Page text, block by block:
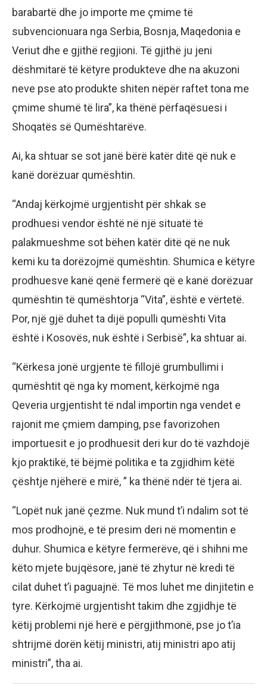
barabartë dhe jo importe me çmime të
subvencionuara nga Serbia, Bosnja, Maqedonia e
Veriut dhe e gjithë regjioni. Të gjithë ju jeni
dëshmitarë të këtyre produkteve dhe na akuzoni
neve pse ato produkte shiten nëpër raftet tona me
çmime shumë të lira”, ka thënë përfaqësuesi i
Shoqatës së Qumështarëve.
Ai, ka shtuar se sot janë bërë katër ditë që nuk e
kanë dorëzuar qumështin.
“Andaj kërkojmë urgjentisht për shkak se
prodhuesi vendor është në një situatë të
palakmueshme sot bëhen katër ditë që ne nuk
kemi ku ta dorëzojmë qumështin. Shumica e këtyre
prodhuesve kanë qenë fermerë që e kanë dorëzuar
qumështin të qumështorja “Vita”, është e vërtetë.
Por, një gjë duhet ta dijë populli qumështi Vita
është i Kosovës, nuk është i Serbisë”, ka shtuar ai.
“Kërkesa jonë urgjente të fillojë grumbullimi i
qumështit që nga ky moment, kërkojmë nga
Qeveria urgjentisht të ndal importin nga vendet e
rajonit me çmiem damping, pse favorizohen
importuesit e jo prodhuesit deri kur do të vazhdojë
kjo praktikë, të bëjmë politika e ta zgjidhim këtë
çështje njëherë e mirë, ” ka thënë ndër të tjera ai.
“Lopët nuk janë çezme. Nuk mund t’i ndalim sot të
mos prodhojnë, e të presim deri në momentin e
duhur. Shumica e këtyre fermerëve, që i shihni me
këto mjete bujqësore, janë të zhytur në kredi të
cilat duhet t’i paguajnë. Të mos luhet me dinjitetin e
tyre. Kërkojmë urgjentisht takim dhe zgjidhje të
këtij problemi një herë e përgjithmonë, pse jo t’ia
shtrijmë dorën këtij ministri, atij ministri apo atij
ministri”, tha ai.